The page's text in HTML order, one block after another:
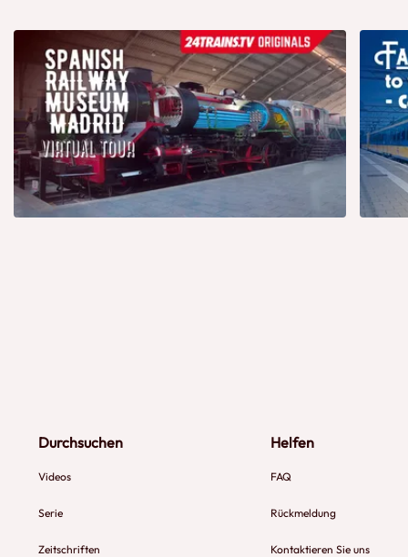
Durchsuchen
Videos
Serie
Zeitschriften
Helfen
FAQ
Rückmeldung
Kontaktieren Sie uns